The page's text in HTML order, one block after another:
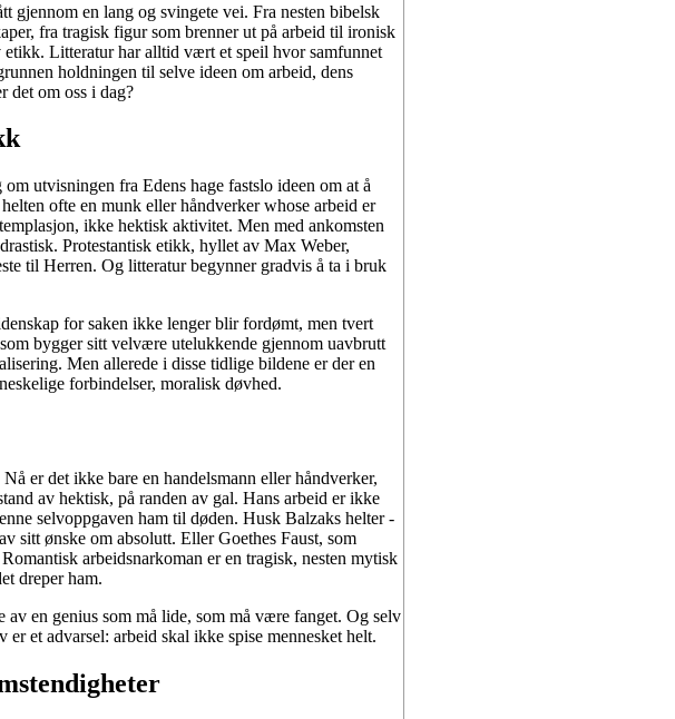
gjennom en lang og svingete vei. Fra nesten bibelsk
fra tragisk figur som brenner ut på arbeid til ironisk
Litteratur har alltid vært et speil hvor samfunnet
holdningen til selve ideen om arbeid, dens
det om oss i dag?
utvisningen fra Edens hage fastslo ideen om at å
ofte en munk eller håndverker whose arbeid er
ikke hektisk aktivitet. Men med ankomsten
Protestantisk etikk, hyllet av Max Weber,
til Herren. Og litteratur begynner gradvis å ta i bruk
for saken ikke lenger blir fordømt, men tvert
bygger sitt velvære utelukkende gjennom uavbrutt
Men allerede i disse tidlige bildene er der en
forbindelser, moralisk døvhed.
er det ikke bare en handelsmann eller håndverker,
av hektisk, på randen av gal. Hans arbeid er ikke
selvoppgaven ham til døden. Husk Balzaks helter -
sitt ønske om absolutt. Eller Goethes Faust, som
arbeidsnarkoman er en tragisk, nesten mytisk
dreper ham.
en genius som må lide, som må være fanget. Og selv
et advarsel: arbeid skal ikke spise mennesket helt.